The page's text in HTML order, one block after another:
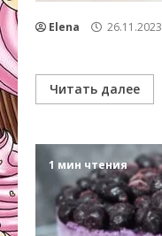
Elena 26.11.2023
Читать далее
1 мин чтения